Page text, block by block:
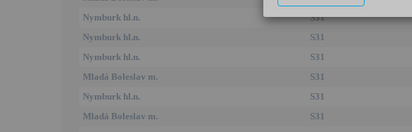
Nymburk hl.n.
S31
Nymburk hl.n.
S31
Nymburk hl.n.
S31
Mladá Boleslav m.
S31
Nymburk hl.n.
S31
Mladá Boleslav m.
S31